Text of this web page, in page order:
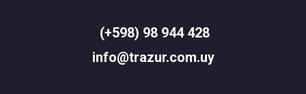
(+598) 98 944 428
info@trazur.com.uy